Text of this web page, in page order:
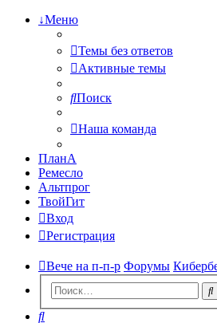
↓Меню
Темы без ответов
Активные темы
Поиск
Наша команда
ПланА
Ремесло
Альтпрог
ТвойГит
Вход
Регистрация
Вече на п-п-р Форумы
Поиск